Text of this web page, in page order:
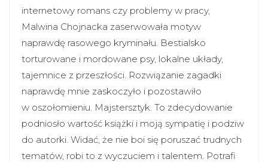
internetowy romans czy problemy w pracy,
Malwina Chojnacka zaserwowała motyw
naprawdę rasowego kryminału. Bestialsko
torturowane i mordowane psy, lokalne układy,
tajemnice z przeszłości. Rozwiązanie zagadki
naprawdę mnie zaskoczyło i pozostawiło
w oszołomieniu. Majstersztyk. To zdecydowanie
podniosło wartość książki i moją sympatię i podziw
do autorki. Widać, że nie boi się poruszać trudnych
tematów, robi to z wyczuciem i talentem. Potrafi